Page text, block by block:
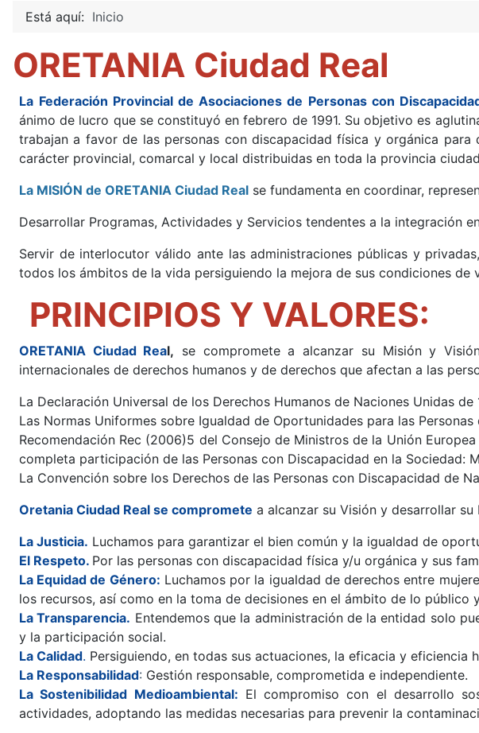
Está aquí: Inicio
ORETANIA Ciudad Real
La Federación Provincial de Asociaciones de Personas con
ánimo de lucro que se constituyó en febrero de 1991. Su objetivo es
trabajan a favor de las personas con discapacidad física y orgánica
carácter provincial, comarcal y local distribuidas en toda la provincia
La MISIÓN de ORETANIA Ciudad Real se fundamenta en coordinar,
Desarrollar Programas, Actividades y Servicios tendentes a la integración
Servir de interlocutor válido ante las administraciones públicas y
todos los ámbitos de la vida persiguiendo la mejora de sus condiciones de
PRINCIPIOS Y VALORES:
ORETANIA Ciudad Real, se compromete a alcanzar su Misión y
internacionales de derechos humanos y de derechos que afectan a las
La Declaración Universal de los Derechos Humanos de Naciones Unidas de
Las Normas Uniformes sobre Igualdad de Oportunidades para las
Recomendación Rec (2006)5 del Consejo de Ministros de la Unión
completa participación de las Personas con Discapacidad en la Sociedad:
La Convención sobre los Derechos de las Personas con Discapacidad de
Oretania Ciudad Real se compromete a alcanzar su Visión y desarrollar
La Justicia. Luchamos para garantizar el bien común y la igualdad de
El Respeto. Por las personas con discapacidad física y/u orgánica y sus
La Equidad de Género: Luchamos por la igualdad de derechos entre
los recursos, así como en la toma de decisiones en el ámbito de lo público
La Transparencia. Entendemos que la administración de la entidad solo
y la participación social.
La Calidad. Persiguiendo, en todas sus actuaciones, la eficacia y eficiencia
La Responsabilidad: Gestión responsable, comprometida e independiente.
La Sostenibilidad Medioambiental: El compromiso con el desarrollo
actividades, adoptando las medidas necesarias para prevenir la